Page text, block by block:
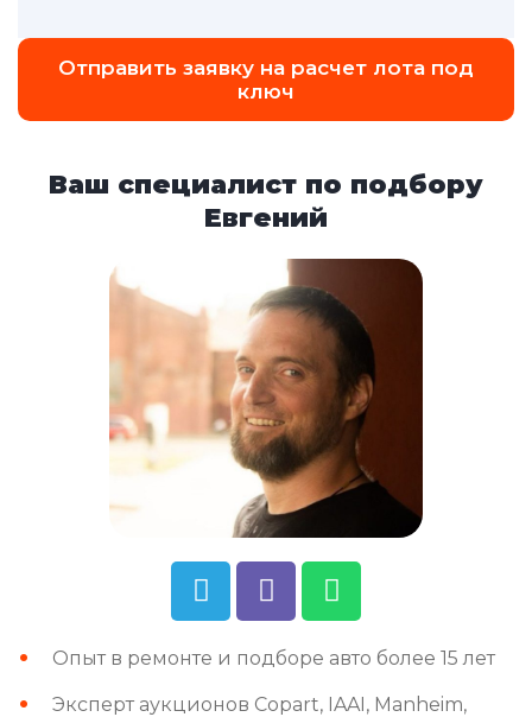
Отправить заявку на расчет лота под
ключ
Ваш специалист по подбору
Евгений
Опыт в ремонте и подборе авто более 15 лет
Эксперт аукционов Copart, IAAI, Manheim,